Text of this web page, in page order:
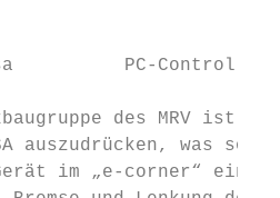
PC-Control 02
des MRV ist
auszudrücken, was
im „e-corner“ ein